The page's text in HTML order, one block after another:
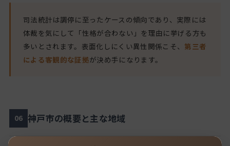
司法統計は調停に至ったケースの傾向であり、実際には
体裁を気にして「性格が合わない」を理由に挙げる方も
多いとされます。表面化しにくい異性関係こそ、 第三者
による客観的な証拠が決め手になります。
06 神戸市の概要と主な地域